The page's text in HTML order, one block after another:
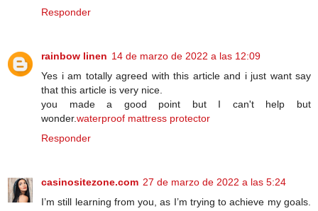
Responder
rainbow linen 14 de marzo de 2022 a las 12:09
Yes i am totally agreed with this article and i just want say
that this article is very nice.
you made a good point but I can't help but
wonder.waterproof mattress protector
Responder
casinositezone.com 27 de marzo de 2022 a las 5:24
I’m still learning from you, as I’m trying to achieve my goals.